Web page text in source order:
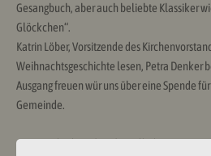
Gesangbuch, aber auch beliebte Klassiker
Glöckchen“.
Katrin Löber, Vorsitzende des
Weihnachtsgeschichte lesen, Petra Denker
Ausgang freuen wür uns über eine Spende
Gemeinde.
#evangelischrundumdenwilhelmsturm